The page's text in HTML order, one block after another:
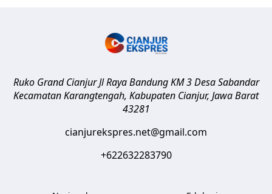
Ruko Grand Cianjur Jl Raya Bandung KM 3 Desa Sabandar
Kecamatan Karangtengah, Kabupaten Cianjur, Jawa Barat
43281
cianjurekspres.net@gmail.com
+622632283790